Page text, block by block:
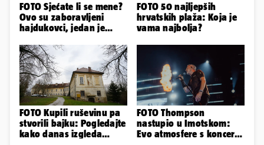
FOTO Sjećate li se mene?
Ovo su zaboravljeni
hajdukovci, jedan je
FOTO 50 najljepših
hrvatskih plaža: Koja je
vama najbolja?
FOTO Kupili ruševinu pa
stvorili bajku: Pogledajte
kako danas izgleda
FOTO Thompson
nastupio u Imotskom:
Evo atmosfere s koncerta